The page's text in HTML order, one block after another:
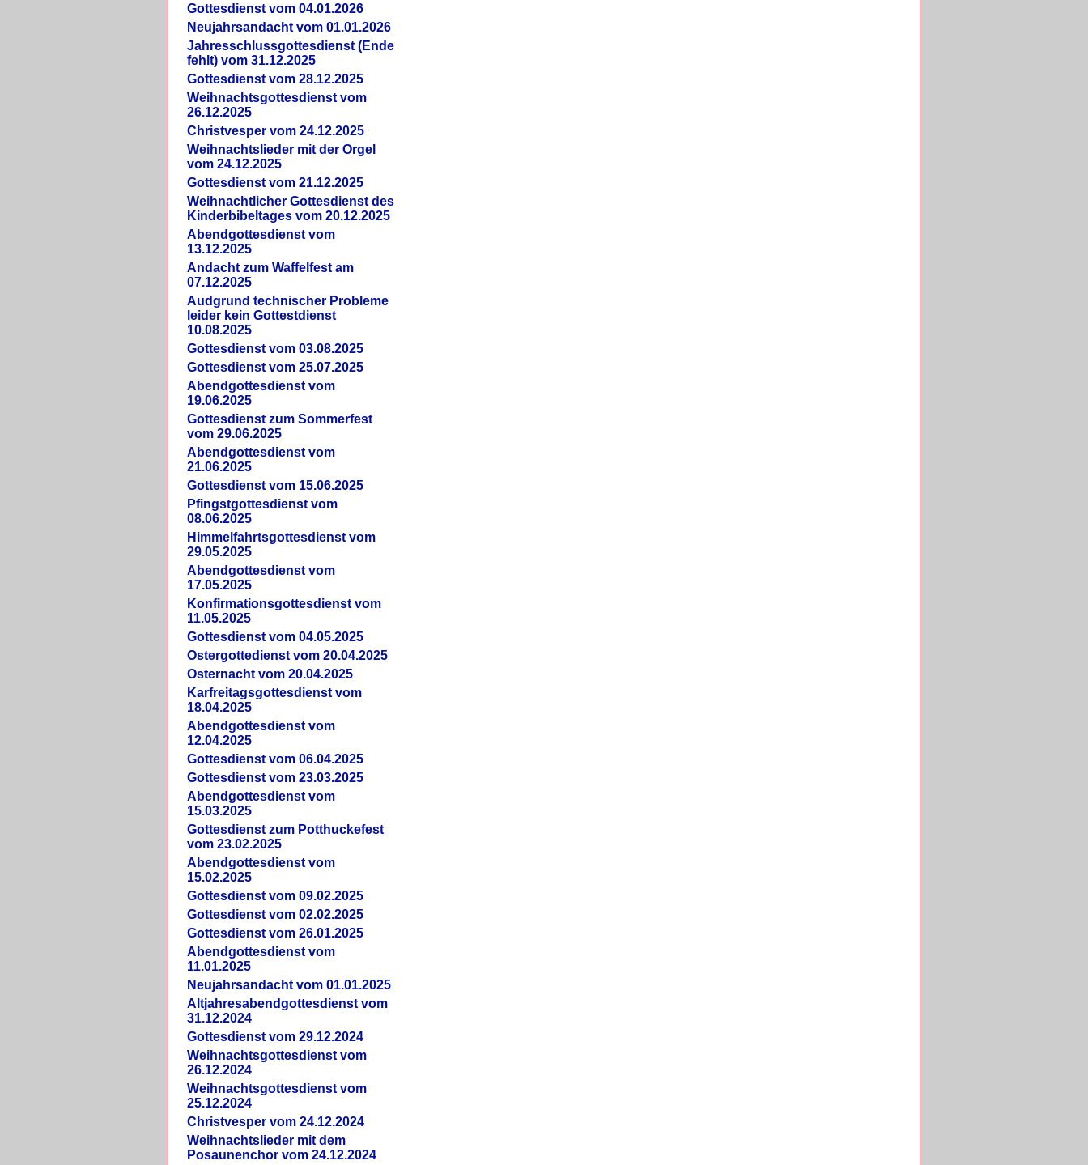
Gottesdienst vom 04.01.2026
Neujahrsandacht vom 01.01.2026
Jahresschlussgottesdienst (Ende
fehlt) vom 31.12.2025
Gottesdienst vom 28.12.2025
Weihnachtsgottesdienst vom
26.12.2025
Christvesper vom 24.12.2025
Weihnachtslieder mit der Orgel
vom 24.12.2025
Gottesdienst vom 21.12.2025
Weihnachtlicher Gottesdienst des
Kinderbibeltages vom 20.12.2025
Abendgottesdienst vom
13.12.2025
Andacht zum Waffelfest am
07.12.2025
Audgrund technischer Probleme
leider kein Gottestdienst
10.08.2025
Gottesdienst vom 03.08.2025
Gottesdienst vom 25.07.2025
Abendgottesdienst vom
19.06.2025
Gottesdienst zum Sommerfest
vom 29.06.2025
Abendgottesdienst vom
21.06.2025
Gottesdienst vom 15.06.2025
Pfingstgottesdienst vom
08.06.2025
Himmelfahrtsgottesdienst vom
29.05.2025
Abendgottesdienst vom
17.05.2025
Konfirmationsgottesdienst vom
11.05.2025
Gottesdienst vom 04.05.2025
Ostergottedienst vom 20.04.2025
Osternacht vom 20.04.2025
Karfreitagsgottesdienst vom
18.04.2025
Abendgottesdienst vom
12.04.2025
Gottesdienst vom 06.04.2025
Gottesdienst vom 23.03.2025
Abendgottesdienst vom
15.03.2025
Gottesdienst zum Potthuckefest
vom 23.02.2025
Abendgottesdienst vom
15.02.2025
Gottesdienst vom 09.02.2025
Gottesdienst vom 02.02.2025
Gottesdienst vom 26.01.2025
Abendgottesdienst vom
11.01.2025
Neujahrsandacht vom 01.01.2025
Altjahresabendgottesdienst vom
31.12.2024
Gottesdienst vom 29.12.2024
Weihnachtsgottesdienst vom
26.12.2024
Weihnachtsgottesdienst vom
25.12.2024
Christvesper vom 24.12.2024
Weihnachtslieder mit dem
Posaunenchor vom 24.12.2024